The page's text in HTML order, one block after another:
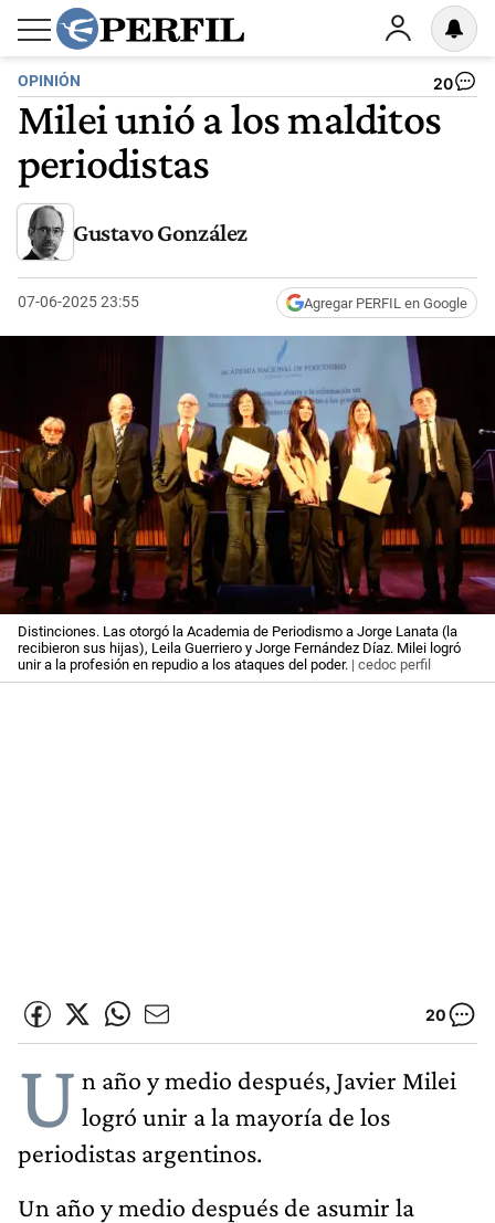
OPINIÓN 20
Milei unió a los malditos
periodistas
Gustavo González
07-06-2025 23:55 Agregar PERFIL en Google
Distinciones. Las otorgó la Academia de Periodismo a Jorge Lanata (la
recibieron sus hijas), Leila Guerriero y Jorge Fernández Díaz. Milei logró
unir a la profesión en repudio a los ataques del poder. | cedoc perfil
20
U n año y medio después, Javier Milei
logró unir a la mayoría de los
periodistas argentinos.
Un año y medio después de asumir la